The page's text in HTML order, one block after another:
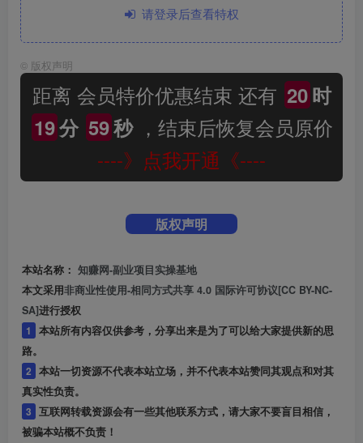
请登录后查看特权
© 版权声明
距离 会员特价优惠结束 还有 20时
19分 59秒，结束后恢复会员原价
----》点我开通《----
版权声明
本站名称： 知赚网-副业项目实操基地
本文采用非商业性使用-相同方式共享 4.0 国际许可协议[CC BY-NC-
SA]进行授权
1
本站所有内容仅供参考，分享出来是为了可以给大家提供新的思
路。
2 本站一切资源不代表本站立场，并不代表本站赞同其观点和对其
真实性负责。
3 互联网转载资源会有一些其他联系方式，请大家不要盲目相信，
被骗本站概不负责！